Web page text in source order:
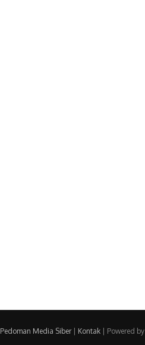
Pedoman Media Siber| Kontak | Powered by